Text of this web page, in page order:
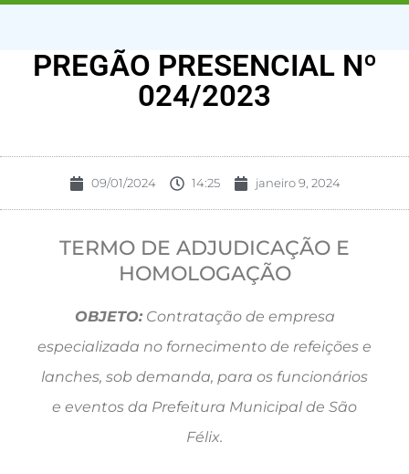
PREGÃO PRESENCIAL Nº
024/2023
09/01/2024 14:25 janeiro 9, 2024
TERMO DE ADJUDICAÇÃO E
HOMOLOGAÇÃO
OBJETO:Contratação de empresa
especializada no fornecimento de refeições e
lanches, sob demanda, para os funcionários
e eventos da Prefeitura Municipal de São
Félix.